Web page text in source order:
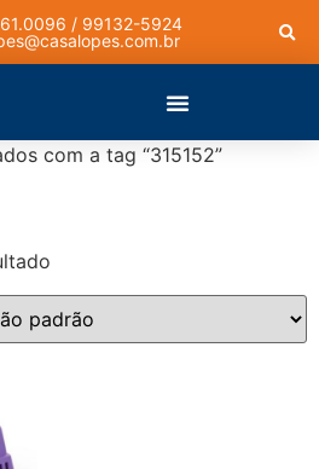
/ 99132-5924
com a tag “315152”